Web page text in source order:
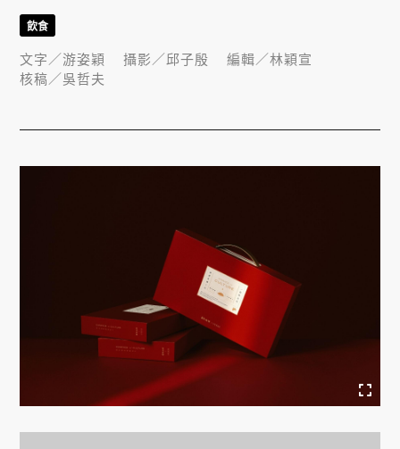
飲食
文字／游姿穎 攝影／ 邱子殷 編輯／林穎宣
核稿／吳哲夫